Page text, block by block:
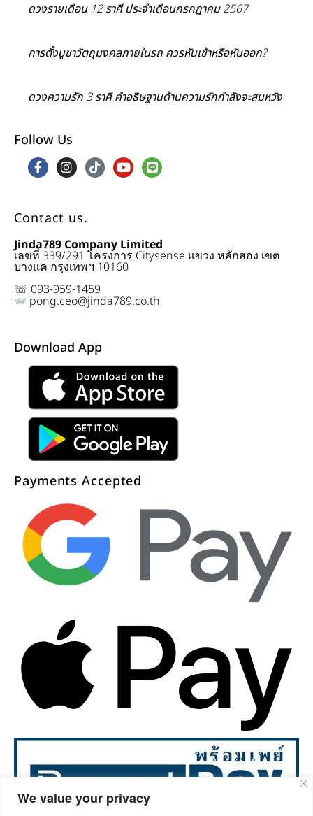
We value your privacy
ดวงรายเดือน 12 ราศี ประจำเดือนกรกฎาคม 2567
การตั้งบูชาวัตถุมงคลภายในรถ ควรหันเข้าหรือหันออก?
ดวงความรัก 3 ราศี คำอธิษฐานด้านความรักกำลังจะสมหวัง
Follow Us
Contact us.
Jinda789 Company Limited
เลขที่ 339/291 โครงการ Citysense แขวง หลักสอง เขต
บางแค กรุงเทพฯ 10160
☏ 093-959-1459
pong.ceo@jinda789.co.th
Download App
Payments Accepted